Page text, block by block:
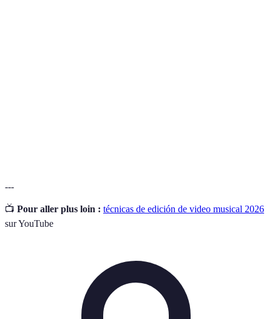
---
📺 Pour aller plus loin : técnicas de edición de video musical 2026
sur YouTube